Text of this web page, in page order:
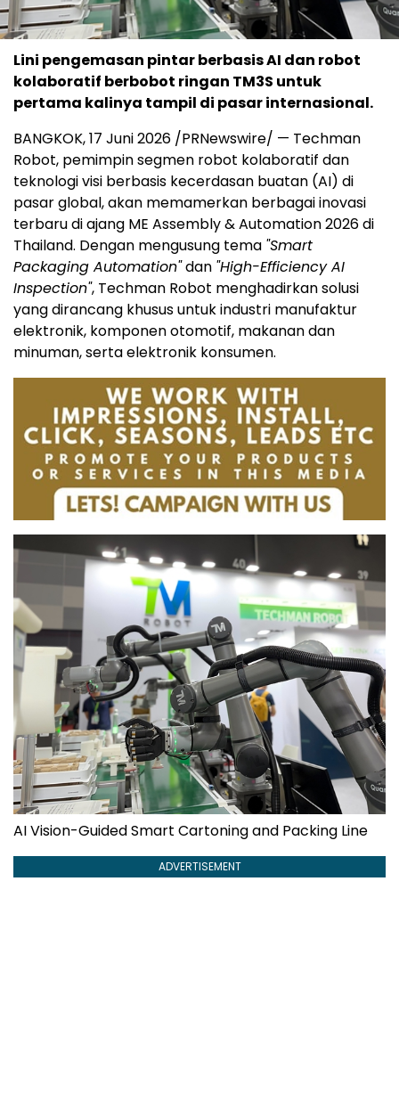
Lini pengemasan pintar berbasis AI dan robot
kolaboratif berbobot ringan TM3S untuk
pertama kalinya tampil di pasar internasional.
BANGKOK, 17 Juni 2026 /PRNewswire/ — Techman
Robot, pemimpin segmen robot kolaboratif dan
teknologi visi berbasis kecerdasan buatan (AI) di
pasar global, akan memamerkan berbagai inovasi
terbaru di ajang ME Assembly & Automation 2026 di
Thailand. Dengan mengusung tema "Smart
Packaging Automation"dan "High-Efficiency AI
Inspection", Techman Robot menghadirkan solusi
yang dirancang khusus untuk industri manufaktur
elektronik, komponen otomotif, makanan dan
minuman, serta elektronik konsumen.
AI Vision-Guided Smart Cartoning and Packing Line
ADVERTISEMENT